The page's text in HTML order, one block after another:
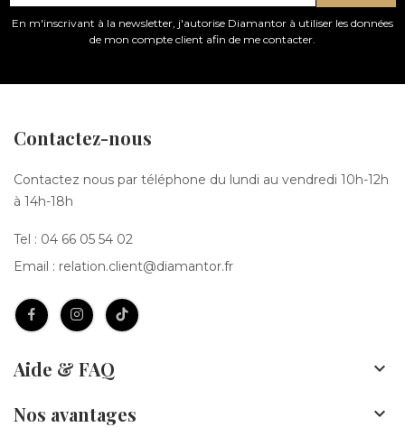
En m'inscrivant à la newsletter, j'autorise Diamantor à utiliser les données
de mon compte client afin de me contacter.
Contactez-nous
Contactez nous par téléphone du lundi au vendredi 10h-12h
à 14h-18h
Tel : 04 66 05 54 02
Email : relation.client@diamantor.fr
Aide & FAQ 
Nos avantages 